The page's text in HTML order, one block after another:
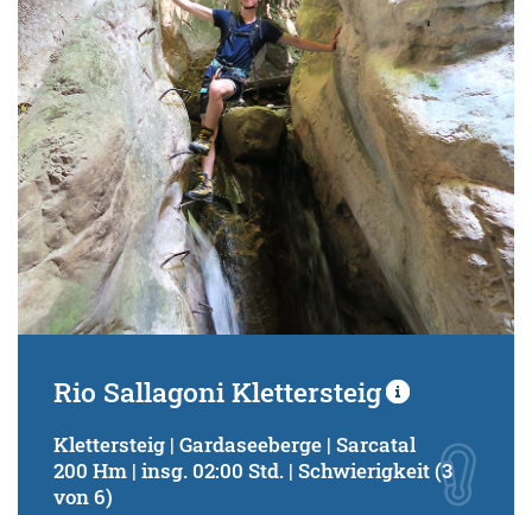
Rio Sallagoni Klettersteig
Klettersteig | Gardaseeberge | Sarcatal
200 Hm | insg. 02:00 Std. | Schwierigkeit (3
von 6)